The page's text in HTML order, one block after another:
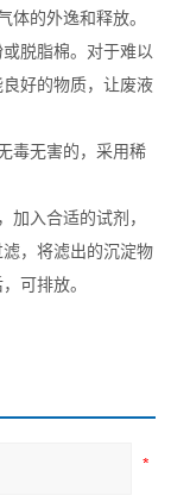
体的外逸和释放。
脱脂棉。对于难以
好的物质，让废液
毒无害的，采用稀
加入合适的试剂，
，将滤出的沉淀物
可排放。